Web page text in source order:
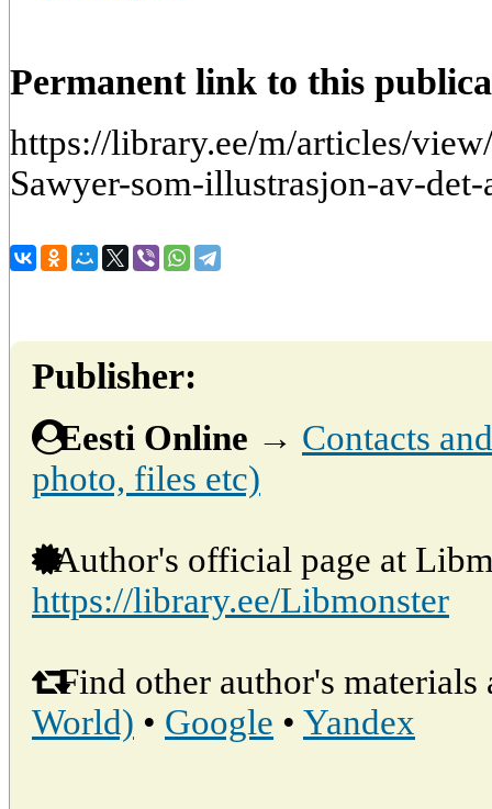
Permanent link to this
https://library.ee/m/articles/
Sawyer-som-illustrasjon-av-
Publisher:
Eesti Online → Contacts
photo, files etc)
Author's official page at
https://library.ee/Libmonster
Find other author's materials
World) • Google • Yandex